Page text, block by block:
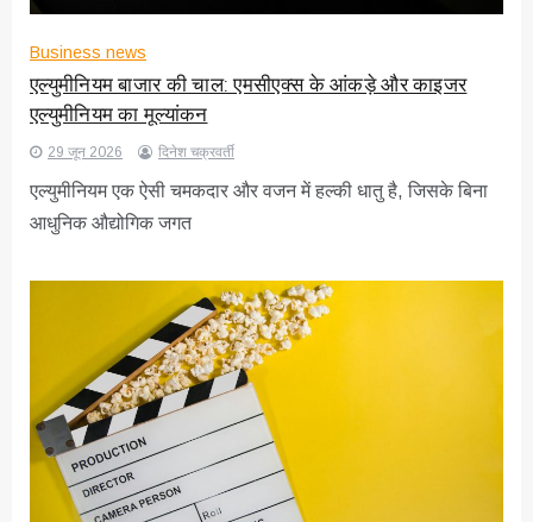
Business news
एल्युमीनियम बाजार की चाल: एमसीएक्स के आंकड़े और काइजर
एल्युमीनियम का मूल्यांकन
29 जून 2026 दिनेश चक्रवर्ती
एल्युमीनियम एक ऐसी चमकदार और वजन में हल्की धातु है, जिसके बिना
आधुनिक औद्योगिक जगत